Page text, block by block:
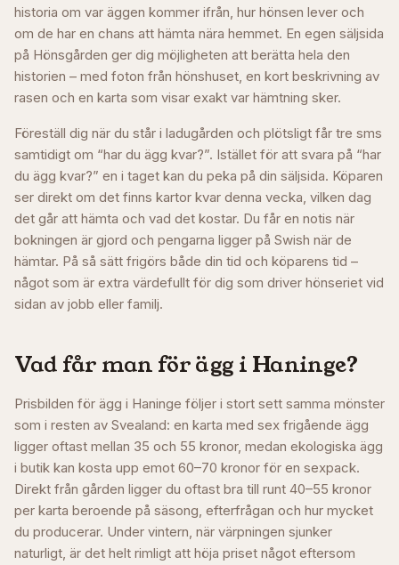
historia om var äggen kommer ifrån, hur hönsen lever och
om de har en chans att hämta nära hemmet. En egen säljsida
på Hönsgården ger dig möjligheten att berätta hela den
historien – med foton från hönshuset, en kort beskrivning av
rasen och en karta som visar exakt var hämtning sker.
Föreställ dig när du står i ladugården och plötsligt får tre sms
samtidigt om “har du ägg kvar?”. Istället för att svara på “har
du ägg kvar?” en i taget kan du peka på din säljsida. Köparen
ser direkt om det finns kartor kvar denna vecka, vilken dag
det går att hämta och vad det kostar. Du får en notis när
bokningen är gjord och pengarna ligger på Swish när de
hämtar. På så sätt frigörs både din tid och köparens tid –
något som är extra värdefullt för dig som driver hönseriet vid
sidan av jobb eller familj.
Vad får man för ägg i Haninge?
Prisbilden för ägg i Haninge följer i stort sett samma mönster
som i resten av Svealand: en karta med sex frigående ägg
ligger oftast mellan 35 och 55 kronor, medan ekologiska ägg
i butik kan kosta upp emot 60–70 kronor för en sexpack.
Direkt från gården ligger du oftast bra till runt 40–55 kronor
per karta beroende på säsong, efterfrågan och hur mycket
du producerar. Under vintern, när värpningen sjunker
naturligt, är det helt rimligt att höja priset något eftersom